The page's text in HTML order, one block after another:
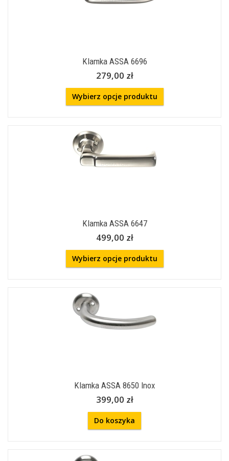
Klamka ASSA 6696
279,00 zł
Wybierz opcje produktu
Klamka ASSA 6647
499,00 zł
Wybierz opcje produktu
Klamka ASSA 8650 Inox
399,00 zł
Do koszyka